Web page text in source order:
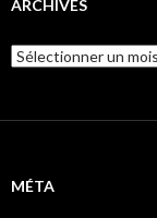
ARCHIVES
A
r
s
MÉTA